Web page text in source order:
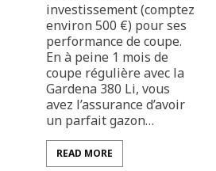
investissement (comptez
environ 500 €) pour ses
performance de coupe.
En à peine 1 mois de
coupe régulière avec la
Gardena 380 Li, vous
avez l’assurance d’avoir
un parfait gazon…
READ MORE